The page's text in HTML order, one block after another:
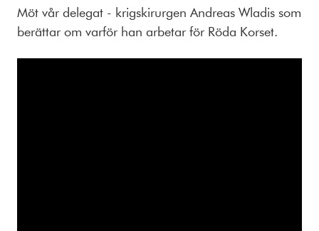
Möt vår delegat - krigskirurgen Andreas Wladis som
berättar om varför han arbetar för Röda Korset.